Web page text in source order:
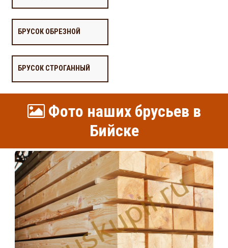
БРУСОК ОБРЕЗНОЙ
БРУСОК СТРОГАННЫЙ
Фото наших брусьев в
Бийске